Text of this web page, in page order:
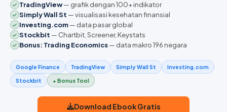
TradingView— grafik dengan 100+ indikator
Simply Wall St — visualisasi kesehatan finansial
Investing.com— data pasar global
Stockbit — Chartbit, Screener, Keystats
Bonus: Trading Economics— data makro 196 negara
Google Finance TradingView Simply Wall St Investing.com
Stockbit + Bonus Tool
Download Ebook Gratis